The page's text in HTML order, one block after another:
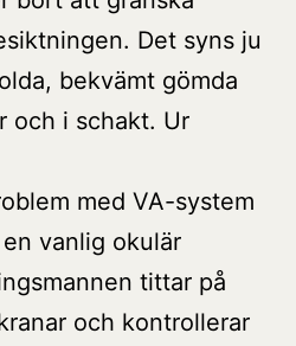
Det syns ju
bekvämt gömda
och i schakt. Ur
med VA-system
vanlig okulär
tittar på
och kontrollerar